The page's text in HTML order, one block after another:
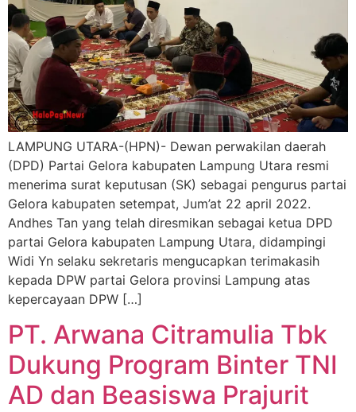
LAMPUNG UTARA-(HPN)- Dewan perwakilan daerah
(DPD) Partai Gelora kabupaten Lampung Utara resmi
menerima surat keputusan (SK) sebagai pengurus partai
Gelora kabupaten setempat, Jum’at 22 april 2022.
Andhes Tan yang telah diresmikan sebagai ketua DPD
partai Gelora kabupaten Lampung Utara, didampingi
Widi Yn selaku sekretaris mengucapkan terimakasih
kepada DPW partai Gelora provinsi Lampung atas
kepercayaan DPW […]
PT. Arwana Citramulia Tbk
Dukung Program Binter TNI
AD dan Beasiswa Prajurit